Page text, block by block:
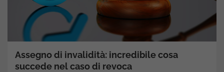
Assegno di invalidità: incredibile cosa
succede nel caso di revoca